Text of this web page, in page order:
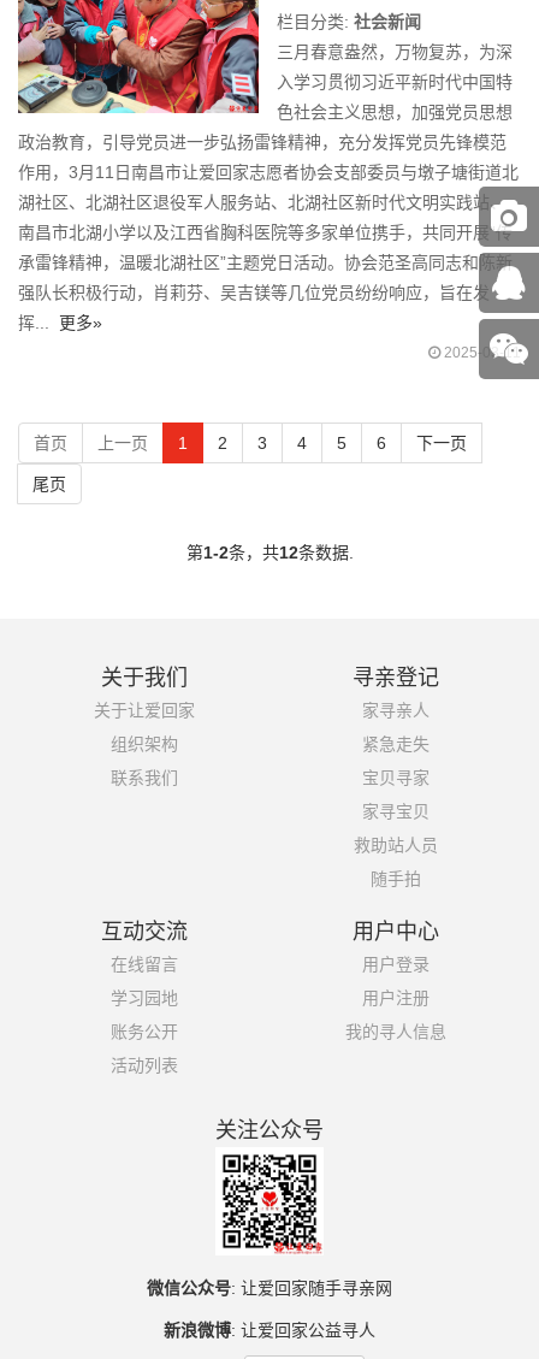
栏目分类: 社会新闻
三月春意盎然，万物复苏，为深
入学习贯彻习近平新时代中国特
色社会主义思想，加强党员思想
政治教育，引导党员进一步弘扬雷锋精神，充分发挥党员先锋模范
作用，3月11日南昌市让爱回家志愿者协会支部委员与墩子塘街道北
湖社区、北湖社区退役军人服务站、北湖社区新时代文明实践站、
南昌市北湖小学以及江西省胸科医院等多家单位携手，共同开展“传
承雷锋精神，温暖北湖社区”主题党日活动。协会范圣高同志和陈新
强队长积极行动，肖莉芬、吴吉镁等几位党员纷纷响应，旨在发
挥... 更多»
2025-03-11
首页 上一页 1 2 3 4 5 6 下一页
尾页
第1-2条，共12条数据.
关于我们
关于让爱回家
组织架构
联系我们
寻亲登记
家寻亲人
紧急走失
宝贝寻家
家寻宝贝
救助站人员
随手拍
互动交流
在线留言
学习园地
账务公开
活动列表
用户中心
用户登录
用户注册
我的寻人信息
关注公众号
微信公众号: 让爱回家随手寻亲网
新浪微博: 让爱回家公益寻人